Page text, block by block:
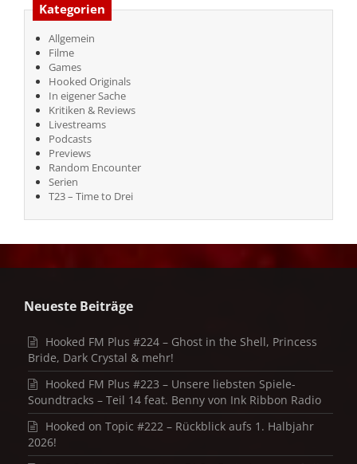
Kategorien
Allgemein
Filme
Games
Hooked Originals
In eigener Sache
Kritiken & Reviews
Livestreams
Podcasts
Previews
Random Encounter
Serien
T23 – Time to Drei
Neueste Beiträge
Hooked FM Plus #224 – Ghost in the Shell, Princess
Bride, Dark Crystal & mehr!
Hooked FM Plus #223 – Unsere liebsten Spiele-
Soundtracks – Teil 14 feat. Benny von Ink Ribbon Radio
Hooked on Topic #222 – Rückblick aufs 1. Halbjahr
2026!